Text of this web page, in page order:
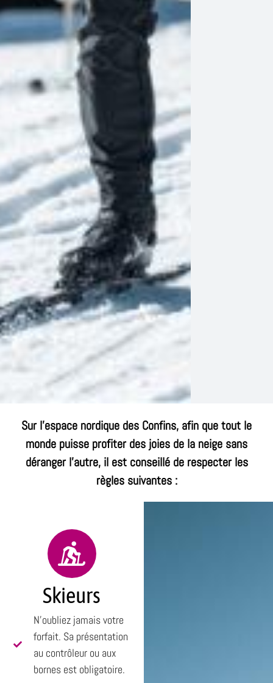
Sur l'espace nordique des Confins, afin que tout le
monde puisse profiter des joies de la neige sans
déranger l'autre, il est conseillé de respecter les
règles suivantes :
Skieurs
N’oubliez jamais votre
forfait. Sa présentation
au contrôleur ou aux
bornes est obligatoire.